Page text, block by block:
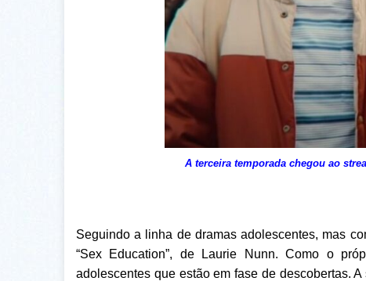
A terceira temporada chegou ao
Seguindo a linha de dramas adolescentes, mas
“Sex Education”, de Laurie Nunn. Como o
adolescentes que estão em fase de descobertas.